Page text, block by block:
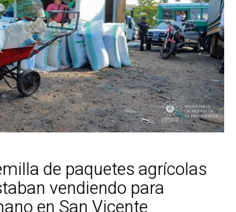
de paquetes agrícolas
vendiendo para